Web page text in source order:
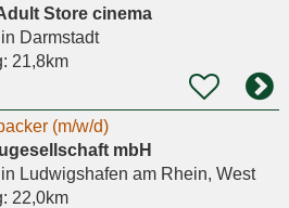
Store cinema
Darmstadt
21,8km
(m/w/d)
mbH
Ludwigshafen am Rhein, West
22,0km